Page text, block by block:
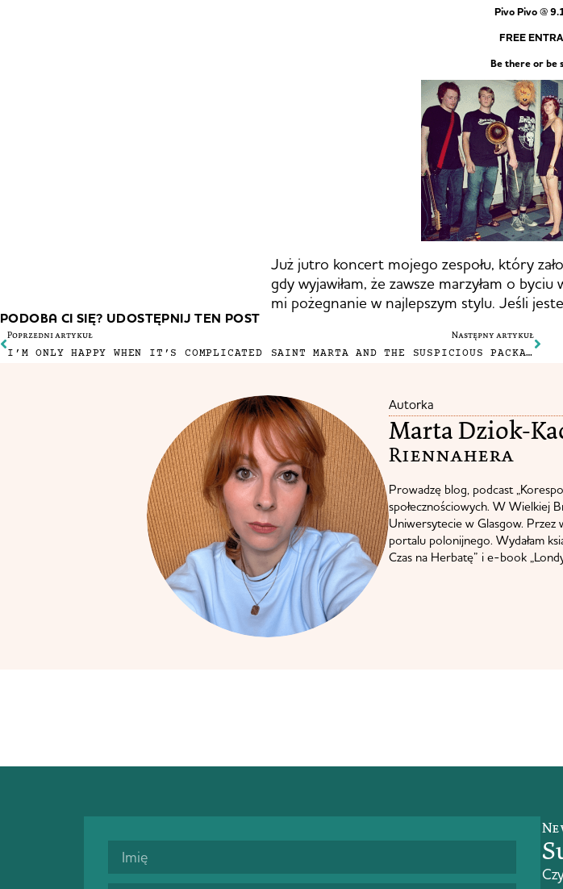
Pivo Pivo @
FREE
Be there or be
Już jutro koncert mojego zespołu, który
gdy wyjawiłam, że zawsze marzyłam o
mi pożegnanie w najlepszym stylu. Jeśli
PODOBA CI SIĘ? UDOSTĘPNIJ TEN POST
Poprzedni artykuł
I’M ONLY HAPPY WHEN IT’S COMPLICATED
Następny artykuł
SAINT MARTA AND THE SUSPICIOUS PACKAGES LIVE IN CONCERT
Autorka
Marta Dziok-
Riennahera​
Prowadzę blog, podcast
społecznościowych. W Wielkiej
Uniwersytecie w Glasgow. Przez
portalu polonijnego. Wydałam
Czas na Herbatę” i e-book